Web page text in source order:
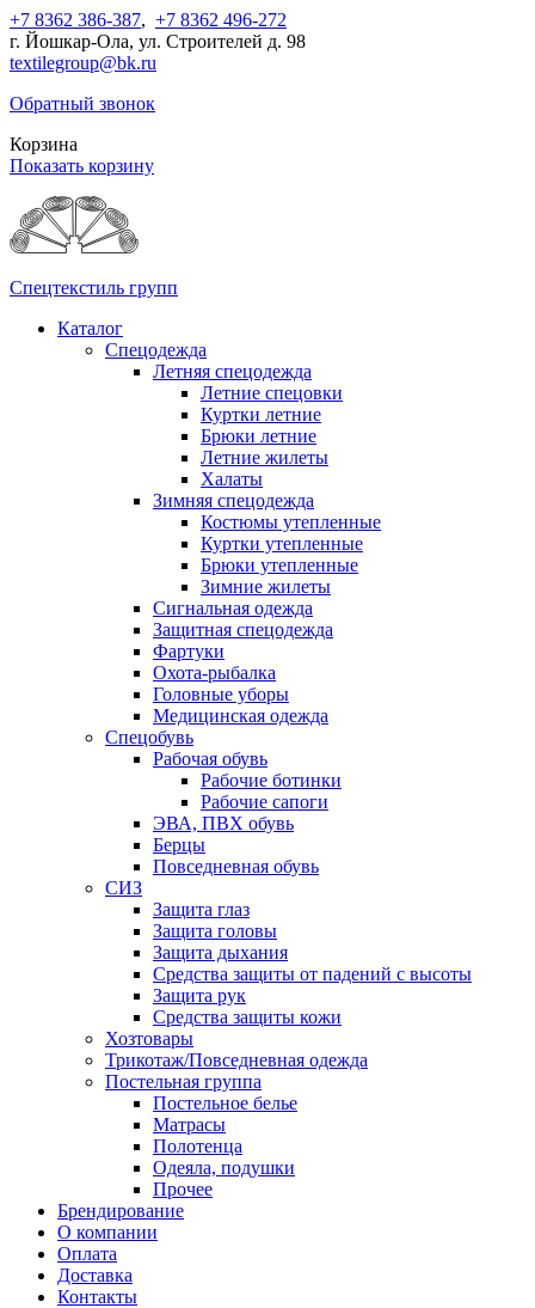
+7 8362 386-387, +7 8362 496-272
г. Йошкар-Ола, ул. Строителей д. 98
textilegroup@bk.ru
Обратный звонок
Корзина
Показать корзину
Спецтекстиль групп
Каталог
Спецодежда
Летняя спецодежда
Летние спецовки
Куртки летние
Брюки летние
Летние жилеты
Халаты
Зимняя спецодежда
Костюмы утепленные
Куртки утепленные
Брюки утепленные
Зимние жилеты
Сигнальная одежда
Защитная спецодежда
Фартуки
Охота-рыбалка
Головные уборы
Медицинская одежда
Спецобувь
Рабочая обувь
Рабочие ботинки
Рабочие сапоги
ЭВА, ПВХ обувь
Берцы
Повседневная обувь
СИЗ
Защита глаз
Защита головы
Защита дыхания
Средства защиты от падений с высоты
Защита рук
Средства защиты кожи
Хозтовары
Трикотаж/Повседневная одежда
Постельная группа
Постельное белье
Матрасы
Полотенца
Одеяла, подушки
Прочее
Брендирование
О компании
Оплата
Доставка
Контакты